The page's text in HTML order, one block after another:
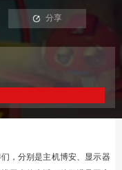
分享
，分别是主机博安、显示器